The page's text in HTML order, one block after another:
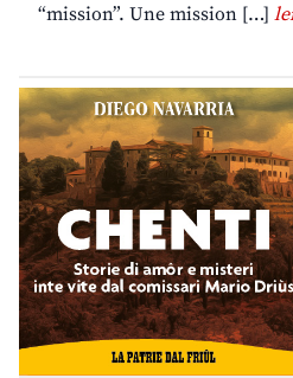
“mission”. Une mission […]